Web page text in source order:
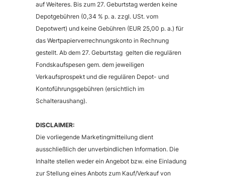
auf Weiteres. Bis zum 27. Geburtstag werden keine
Depotgebühren (0,34 % p. a. zzgl. USt. vom
Depotwert) und keine Gebühren (EUR 25,00 p. a.) für
das Wertpapierverrechnungskonto in Rechnung
gestellt. Ab dem 27. Geburtstag gelten die regulären
Fondskaufspesen gem. dem jeweiligen
Verkaufsprospekt und die regulären Depot- und
Kontoführungsgebühren (ersichtlich im
Schalteraushang).
DISCLAIMER:
Die vorliegende Marketingmitteilung dient
ausschließlich der unverbindlichen Information. Die
Inhalte stellen weder ein Angebot bzw. eine Einladung
zur Stellung eines Anbots zum Kauf/Verkauf von